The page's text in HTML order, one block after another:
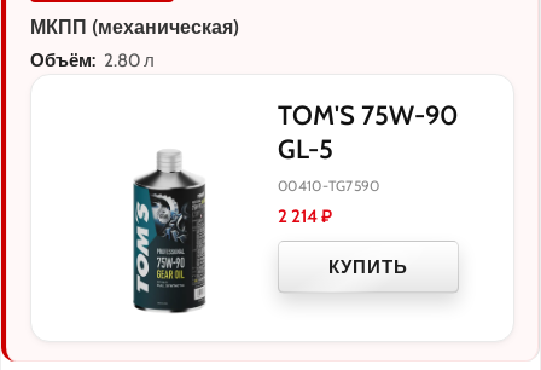
МКПП (механическая)
Объём: 2.80 л
TOM'S 75W-90
GL-5
00410-TG7590
2 214₽
КУПИТЬ